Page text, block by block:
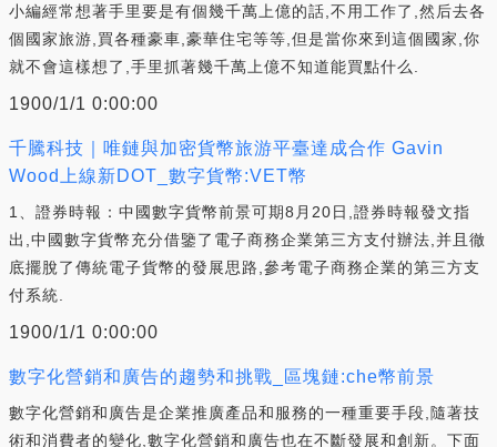
小編經常想著手里要是有個幾千萬上億的話,不用工作了,然后去各
個國家旅游,買各種豪車,豪華住宅等等,但是當你來到這個國家,你
就不會這樣想了,手里抓著幾千萬上億不知道能買點什么.
1900/1/1 0:00:00
千騰科技｜唯鏈與加密貨幣旅游平臺達成合作 Gavin
Wood上線新DOT_數字貨幣:VET幣
1、證券時報：中國數字貨幣前景可期8月20日,證券時報發文指
出,中國數字貨幣充分借鑒了電子商務企業第三方支付辦法,并且徹
底擺脫了傳統電子貨幣的發展思路,參考電子商務企業的第三方支
付系統.
1900/1/1 0:00:00
數字化營銷和廣告的趨勢和挑戰_區塊鏈:che幣前景
數字化營銷和廣告是企業推廣產品和服務的一種重要手段,隨著技
術和消費者的變化,數字化營銷和廣告也在不斷發展和創新。下面